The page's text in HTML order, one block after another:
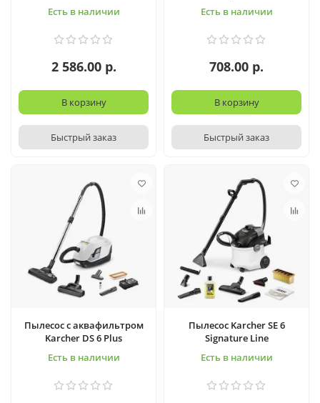
Есть в наличии
2 586.00 р.
В корзину
Быстрый заказ
Есть в наличии
708.00 р.
В корзину
Быстрый заказ
Пылесос с аквафильтром
Karcher DS 6 Plus
Есть в наличии
Пылесос Karcher SE 6
Signature Line
Есть в наличии